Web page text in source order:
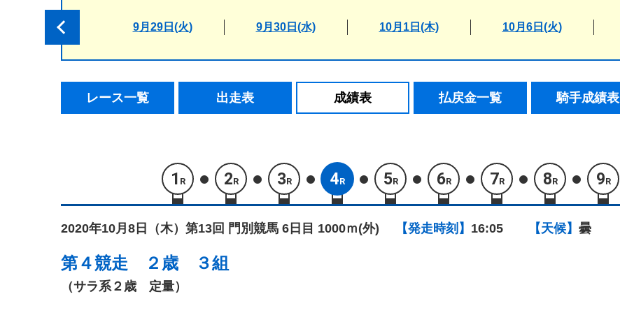
9月29日(火) 9月30日(水) 10月1日(木) 10月6日(火)
レース一覧 出走表 成績表 払戻金一覧 騎手成績表
1 R 2R 3R 4R 5R 6R 7R 8R 9R
2020年10月8日（木） 第13回 門別競馬 6日目 1000ｍ(外) 【発走時刻】 16:05 【天候】 曇
第４競走 ２歳 ３組
（サラ系２歳 定量）